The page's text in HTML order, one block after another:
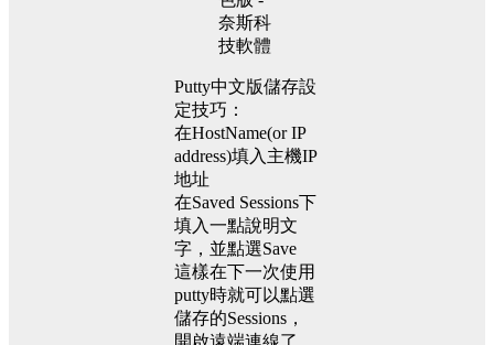
Putty中文版儲存設
定技巧：
在HostName(or IP
address)填入主機IP
地址
在Saved Sessions下
填入一點說明文
字，並點選Save
這樣在下一次使用
putty時就可以點選
儲存的Sessions，